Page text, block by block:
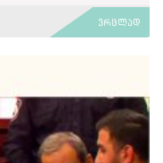
ვრცლად